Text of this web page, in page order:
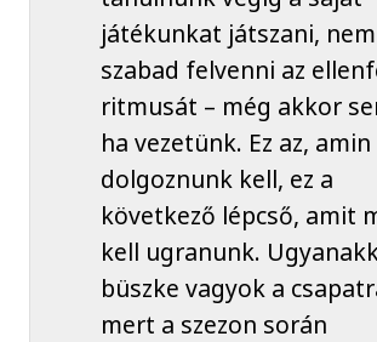
játékunkat játszani, nem
szabad felvenni az
ritmusát – még akkor
ha vezetünk. Ez az, amin
dolgoznunk kell, ez a
következő lépcső, amit
kell ugranunk.
büszke vagyok a
mert a szezon során